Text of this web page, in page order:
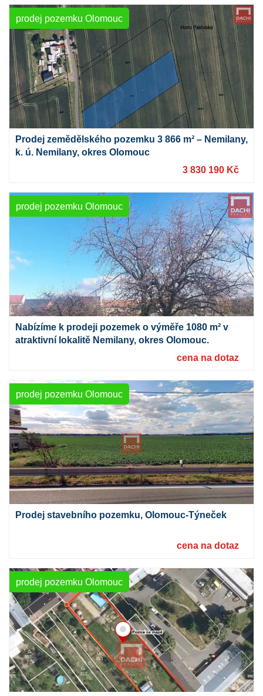
prodej pozemku Olomouc
Prodej zemědělského pozemku 3 866 m² – Nemilany,
k. ú. Nemilany, okres Olomouc
3 830 190 Kč
prodej pozemku Olomouc
Nabízíme k prodeji pozemek o výměře 1080 m² v
atraktivní lokalitě Nemilany, okres Olomouc.
cena na dotaz
prodej pozemku Olomouc
Prodej stavebního pozemku, Olomouc-Týneček
cena na dotaz
prodej pozemku Olomouc